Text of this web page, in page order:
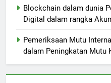
Blockchain dalam dunia
Digital dalam rangka
Pemeriksaan Mutu
dalam Peningkatan Mutu